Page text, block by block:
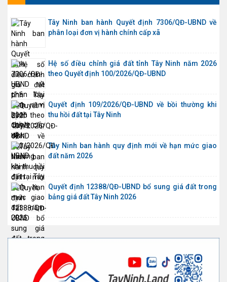
Tây Ninh ban hành Quyết định 7306/QĐ-UBND về
phân loại đơn vị hành chính cấp xã
Hệ số điều chỉnh giá đất tỉnh Tây Ninh năm 2026
theo Quyết định 100/2026/QĐ-UBND
Quyết định 109/2026/QĐ-UBND về bồi thường khi
thu hồi đất tại Tây Ninh
Tây Ninh ban hành quy định mới về hạn mức giao
đất năm 2026
Quyết định 12388/QĐ-UBND bổ sung giá đất trong
bảng giá đất Tây Ninh 2026